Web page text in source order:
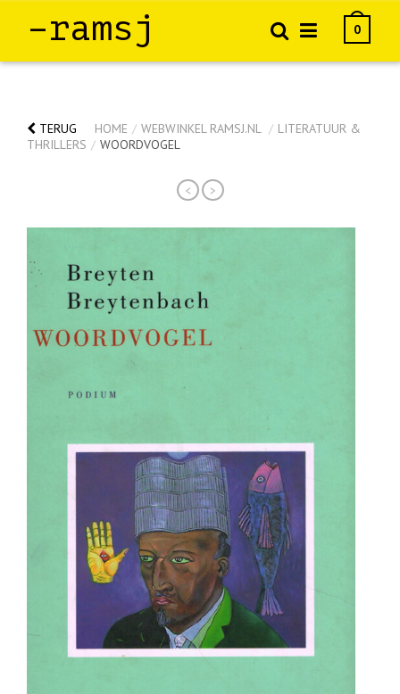
–ramsj 0
TERUG HOME / WEBWINKEL RAMSJ.NL / LITERATUUR &
THRILLERS / WOORDVOGEL
< >